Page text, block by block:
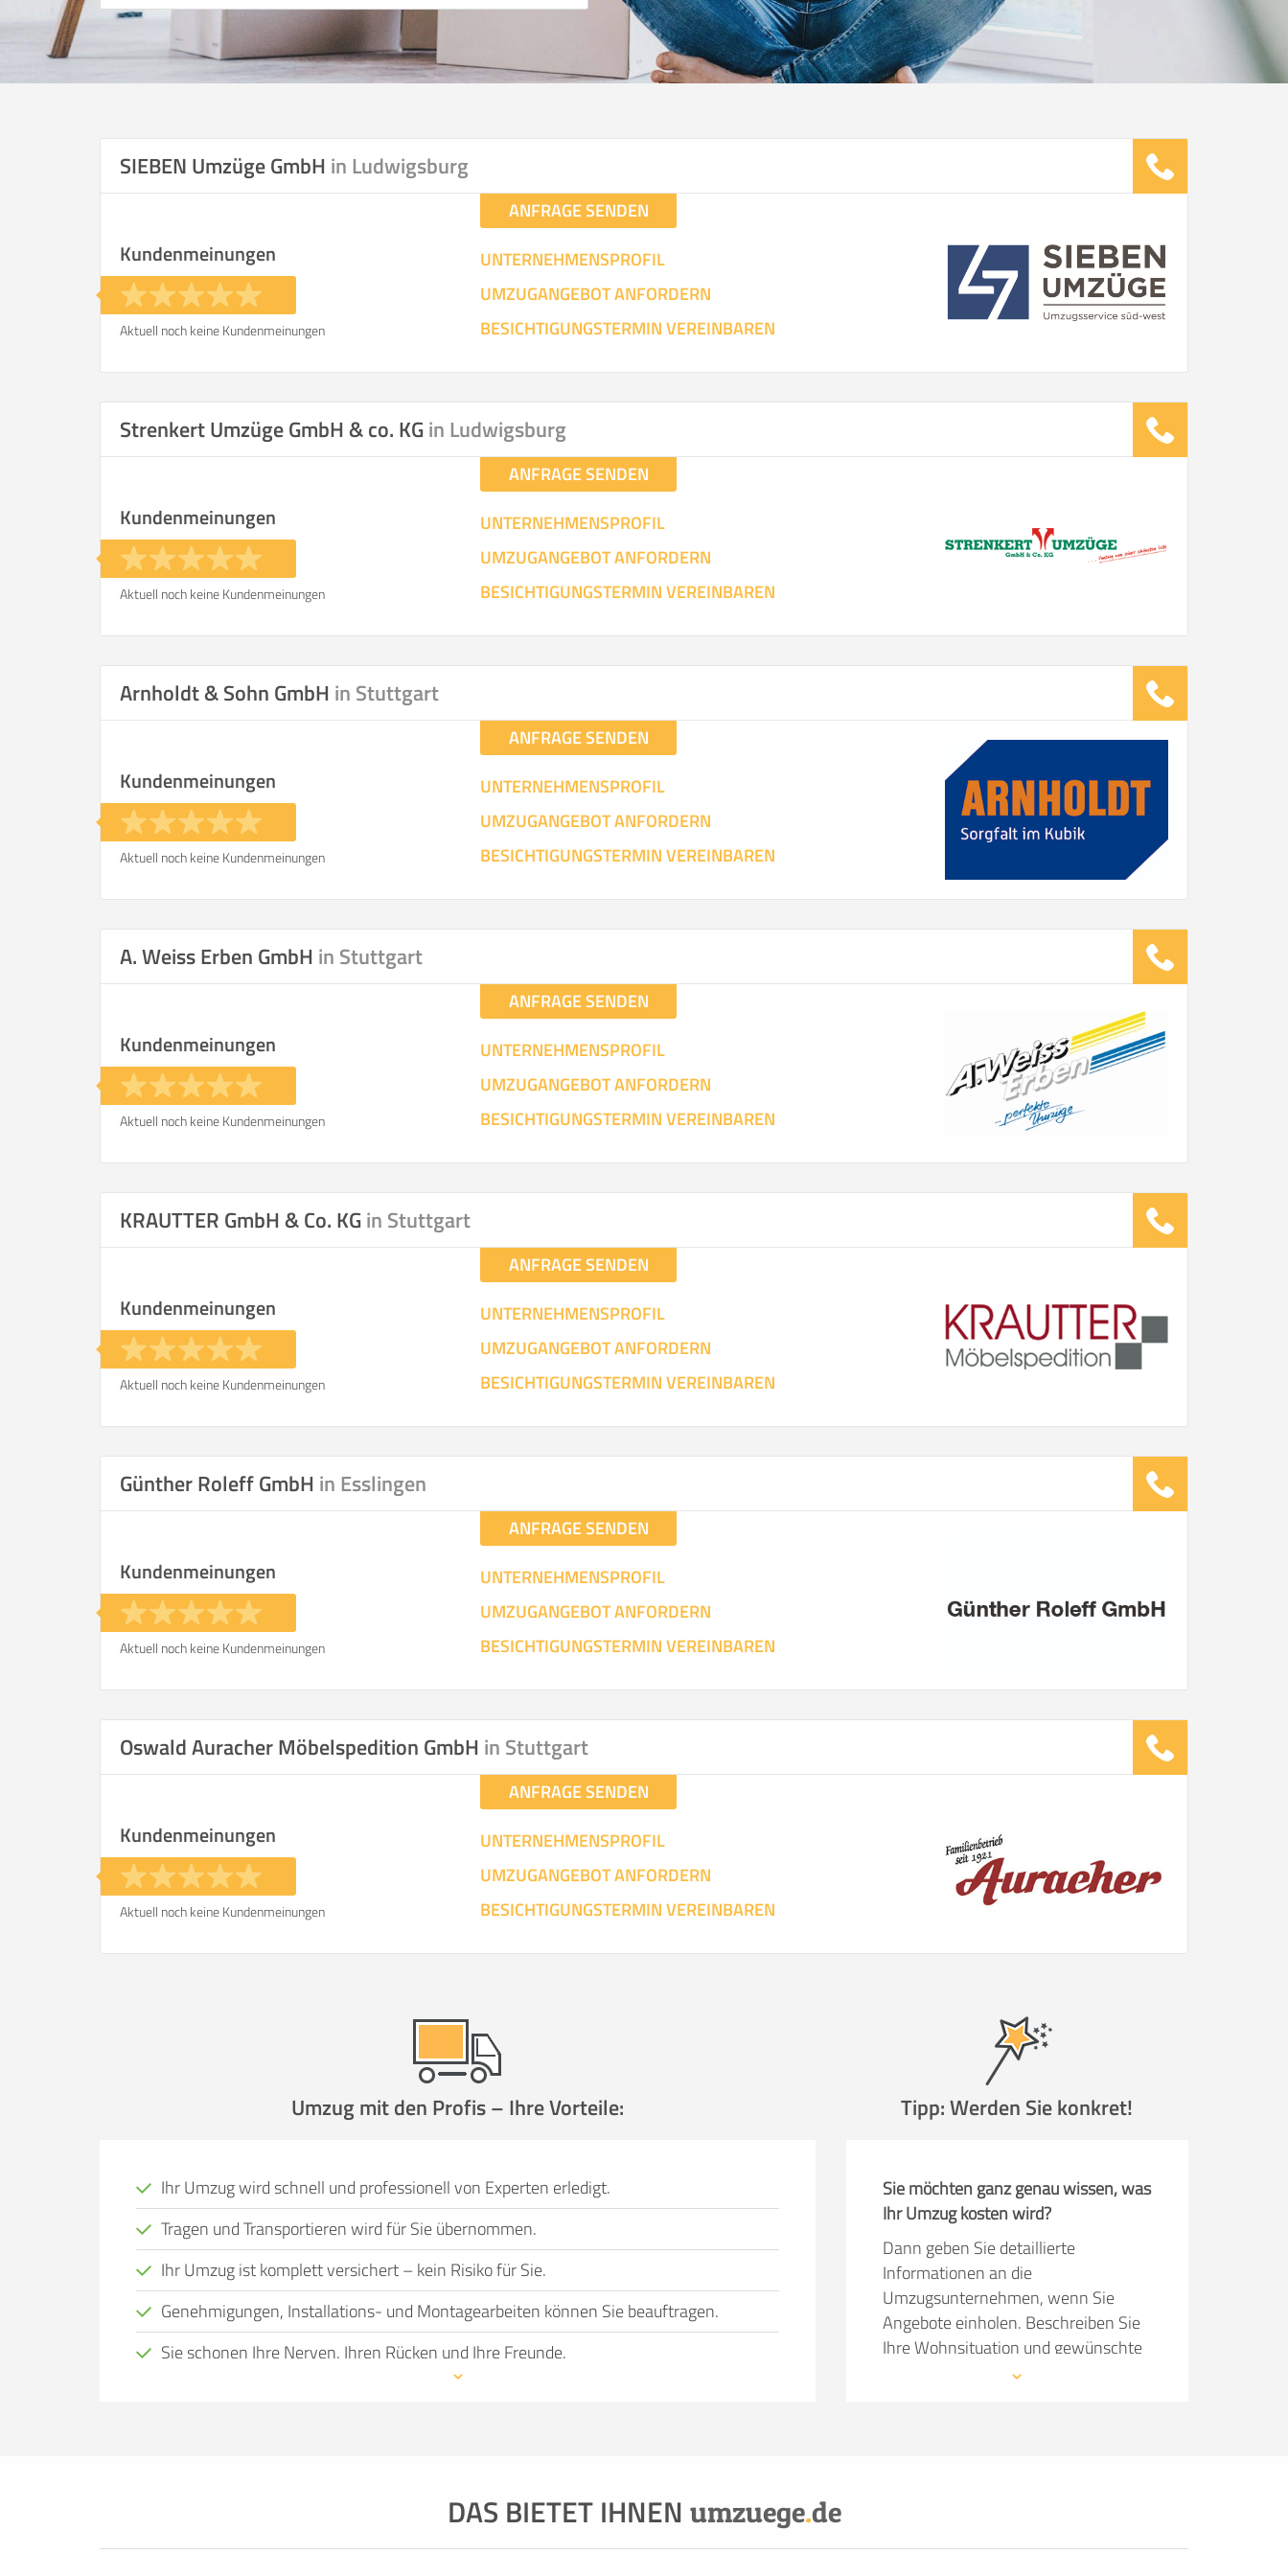
SIEBEN Umzüge GmbH in Ludwigsburg
ANFRAGE SENDEN
UNTERNEHMENSPROFIL
UMZUGANGEBOT ANFORDERN
BESICHTIGUNGSTERMIN VEREINBAREN
Kundenmeinungen
Aktuell noch keine Kundenmeinungen
Strenkert Umzüge GmbH & co. KGin Ludwigsburg
ANFRAGE SENDEN
UNTERNEHMENSPROFIL
UMZUGANGEBOT ANFORDERN
BESICHTIGUNGSTERMIN VEREINBAREN
Kundenmeinungen
Aktuell noch keine Kundenmeinungen
Arnholdt & Sohn GmbH in Stuttgart
ANFRAGE SENDEN
UNTERNEHMENSPROFIL
UMZUGANGEBOT ANFORDERN
BESICHTIGUNGSTERMIN VEREINBAREN
Kundenmeinungen
Aktuell noch keine Kundenmeinungen
A. Weiss Erben GmbH in Stuttgart
ANFRAGE SENDEN
UNTERNEHMENSPROFIL
UMZUGANGEBOT ANFORDERN
BESICHTIGUNGSTERMIN VEREINBAREN
Kundenmeinungen
Aktuell noch keine Kundenmeinungen
KRAUTTER GmbH & Co. KGin Stuttgart
ANFRAGE SENDEN
UNTERNEHMENSPROFIL
UMZUGANGEBOT ANFORDERN
BESICHTIGUNGSTERMIN VEREINBAREN
Kundenmeinungen
Aktuell noch keine Kundenmeinungen
Günther Roleff GmbH in Esslingen
ANFRAGE SENDEN
UNTERNEHMENSPROFIL
UMZUGANGEBOT ANFORDERN
BESICHTIGUNGSTERMIN VEREINBAREN
Kundenmeinungen
Aktuell noch keine Kundenmeinungen
Oswald Auracher Möbelspedition GmbH in Stuttgart
ANFRAGE SENDEN
UNTERNEHMENSPROFIL
UMZUGANGEBOT ANFORDERN
BESICHTIGUNGSTERMIN VEREINBAREN
Kundenmeinungen
Aktuell noch keine Kundenmeinungen
Umzug mit den Profis – Ihre Vorteile:
Ihr Umzug wird schnell und professionell von Experten erledigt.
Tragen und Transportieren wird für Sie übernommen.
Ihr Umzug ist komplett versichert – kein Risiko für Sie.
Genehmigungen, Installations- und Montagearbeiten können Sie beauftragen.
Sie schonen Ihre Nerven, Ihren Rücken und Ihre Freunde.
entspannt wie möglich zu gestalten und die Dienstleistung und Qualität von Profis in
Tipp: Werden Sie konkret!
Sie möchten ganz genau wissen, was
Ihr Umzug kosten wird?
Dann geben Sie detaillierte
Informationen an die
Umzugsunternehmen, wenn Sie
Angebote einholen. Beschreiben Sie
Ihre Wohnsituation und gewünschte
Serviceleistungen so präzise wie
DAS BIETET IHNEN umzuege.de